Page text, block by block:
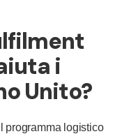
i
Unito?
programma logistico